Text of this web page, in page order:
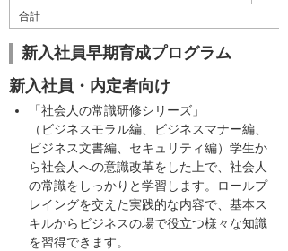
合計
新入社員早期育成プログラム
新入社員・内定者向け
「社会人の常識研修シリーズ」
（ビジネスモラル編、ビジネスマナー編、
ビジネス文書編、セキュリティ編）学生か
ら社会人への意識改革をした上で、社会人
の常識をしっかりと学習します。ロールプ
レイングを交えた実践的な内容で、基本ス
キルからビジネスの場で役立つ様々な知識
を習得できます。